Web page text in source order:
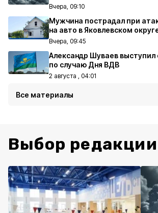
Вчера, 09:10
Мужчина пострадал при
на авто в Яковлевском
Вчера, 09:45
Александр Шуваев
по случаю Дня ВДВ
2 августа , 04:01
Все материалы
Выбор редакции